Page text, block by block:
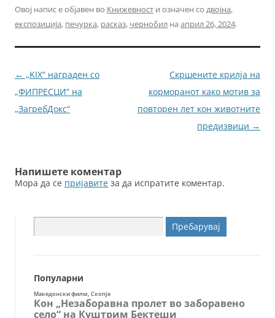
c
e
b
o
o
k
itt
er
ai
l
ss
e
n
Овој напис е објавен во Книжевност и означен со двојна,
експозиција, печурка, расказ, чернобил на април 26, 2024.
Навигација
за
написи
← „KIX“ награден со
„ФИПРЕСЦИ“ на
„ЗагребДокс“
Скршените крилја на
корморанот како мотив за
повторен лет кон животните
предизвици →
Напишете коментар
Мора да се пријавите за да испратите коментар.
за:
Популарни